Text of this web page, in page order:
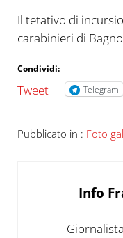
Il tetativo di
carabinieri di
Condividi:
Tweet Telegram
Pubblicato in : Foto
Info